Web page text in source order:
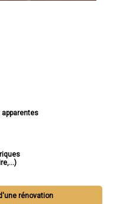
apparentes
rénovation